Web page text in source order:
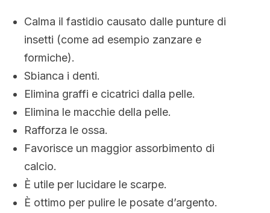
Calma il fastidio causato dalle punture di
insetti (come ad esempio zanzare e
formiche).
Sbianca i denti.
Elimina graffi e cicatrici dalla pelle.
Elimina le macchie della pelle.
Rafforza le ossa.
Favorisce un maggior assorbimento di
calcio.
È utile per lucidare le scarpe.
È ottimo per pulire le posate d’argento.